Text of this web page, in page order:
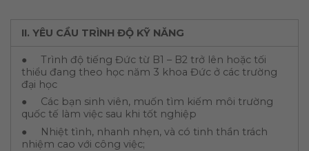
II. YÊU CẦU TRÌNH ĐỘ KỸ NĂNG
● Trình độ tiếng Đức từ B1 – B2 trở lên hoặc tối
thiểu đang theo học năm 3 khoa Đức ở các trường
đại học
● Các bạn sinh viên, muốn tìm kiếm môi trường
quốc tế làm việc sau khi tốt nghiệp
● Nhiệt tình, nhanh nhẹn, và có tinh thần trách
nhiệm cao với công việc;